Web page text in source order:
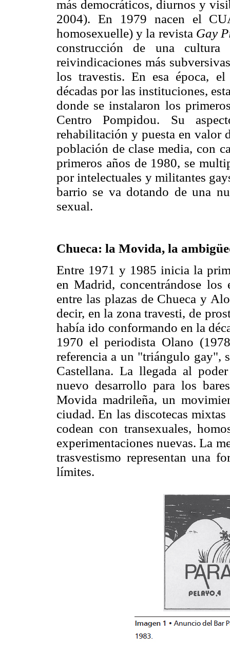
más democráticos, diurnos y
2004). En 1979 nacen el
homosexuelle) y la revista Gay
construcción de una cultura
reivindicaciones más
los travestis. En esa época,
décadas por las instituciones,
donde se instalaron los
Centro Pompidou. Su
rehabilitación y puesta en valor
población de clase media, con
primeros años de 1980, se
por intelectuales y militantes
barrio se va dotando de una
sexual.
Chueca: la Movida, la
Entre 1971 y 1985 inicia la
en Madrid, concentrándose
entre las plazas de Chueca y
decir, en la zona travesti, de
había ido conformando en la
1970 el periodista Olano
referencia a un "triángulo gay",
Castellana. La llegada al
nuevo desarrollo para los
Movida madrileña, un
ciudad. En las discotecas
codean con transexuales,
experimentaciones nuevas. La
trasvestismo representan una
límites.